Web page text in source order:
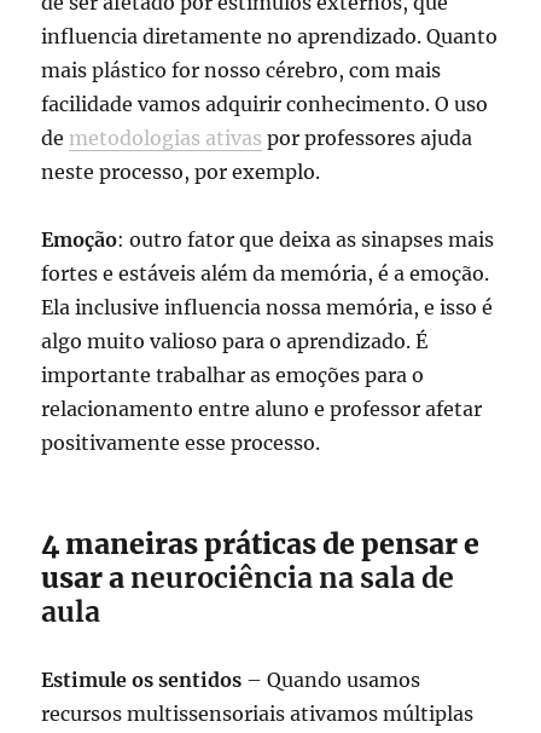
influencia diretamente no aprendizado. Quanto
mais plástico for nosso cérebro, com mais
facilidade vamos adquirir conhecimento. O uso
demetodologias ativas por professores ajuda
neste processo, por exemplo.
Emoção: outro fator que deixa as sinapses mais
fortes e estáveis além da memória, é a emoção.
Ela inclusive influencia nossa memória, e isso é
algo muito valioso para o aprendizado. É
importante trabalhar as emoções para o
relacionamento entre aluno e professor afetar
positivamente esse processo.
4 maneiras práticas de pensar e
usar aneurociência na sala de
aula
Estimule os sentidos – Quando usamos
recursos multissensoriais ativamos múltiplas